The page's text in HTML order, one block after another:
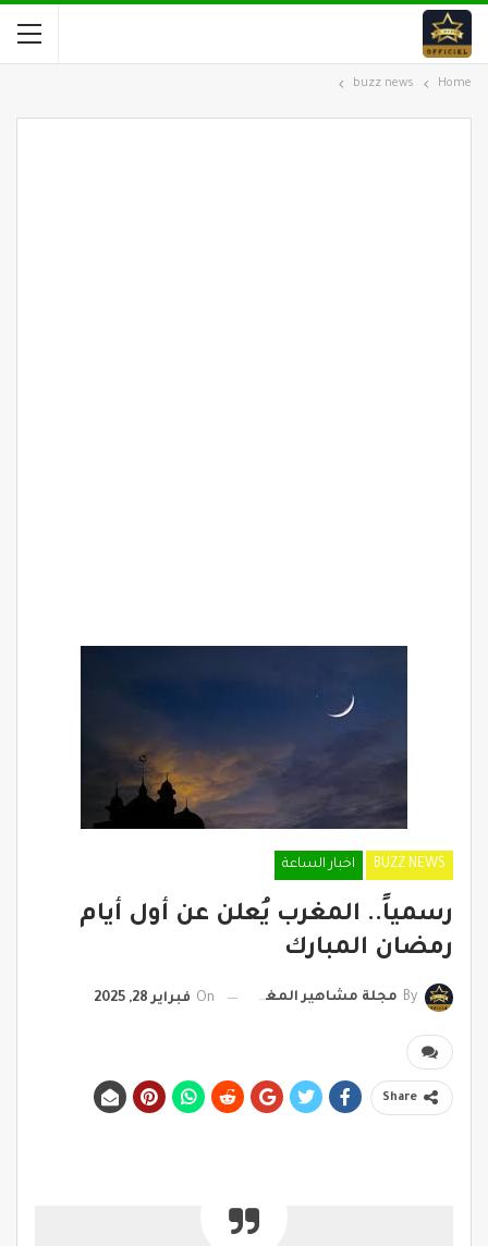
Home
buzz news
BUZZ NEWS اخبار الساعة
رسمياً.. المغرب يُعلن عن أول أيام
رمضان المبارك
By مجلة مشاهير المغرب On فبراير 28, 2025
Share